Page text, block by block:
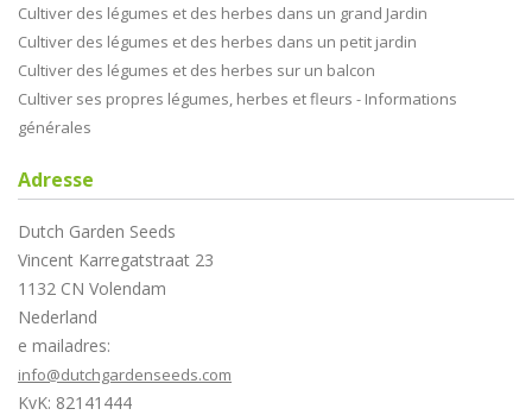
Cultiver des légumes et des herbes dans un grand Jardin
Cultiver des légumes et des herbes dans un petit jardin
Cultiver des légumes et des herbes sur un balcon
Cultiver ses propres légumes, herbes et fleurs - Informations
générales
Adresse
Dutch Garden Seeds
Vincent Karregatstraat 23
1132 CN Volendam
Nederland
e mailadres:
info@dutchgardenseeds.com
KvK: 82141444